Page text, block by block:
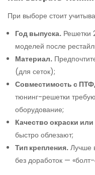
При выборе стоит
Год выпуска. Решетки
моделей после
Материал.
(для сеток);
Совместимость с
тюнинг-решетки
оборудование;
Качество окраски
быстро облезают;
Тип крепления. Лучше
без доработок — «болт-